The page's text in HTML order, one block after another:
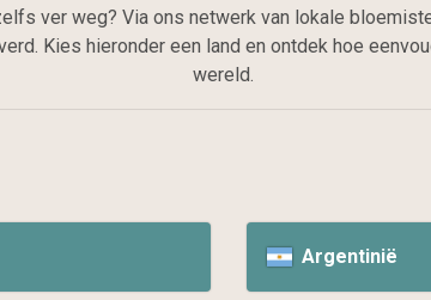
ver weg? Via ons netwerk van lokale
Kies hieronder een land en ontdek hoe
wereld.
Argentinië